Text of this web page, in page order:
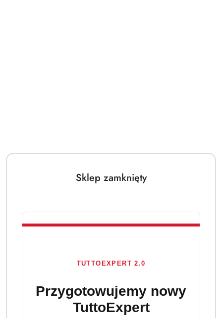
Sklep zamknięty
TUTTOEXPERT 2.0
Przygotowujemy nowy
TuttoExpert